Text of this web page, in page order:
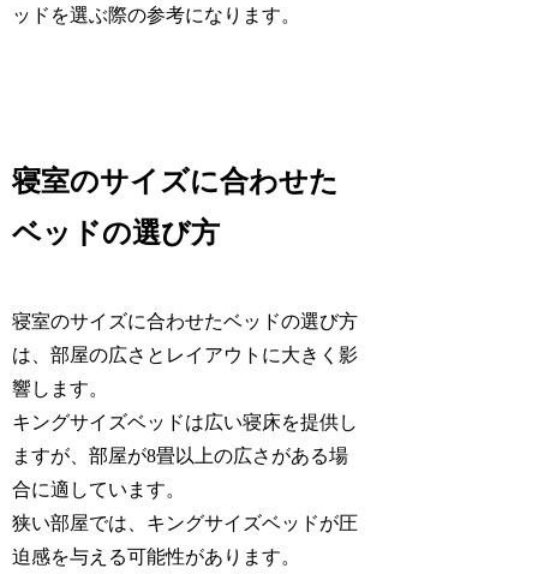
ッドを選ぶ際の参考になります。
寝室のサイズに合わせた
ベッドの選び方
寝室のサイズに合わせたベッドの選び方
は、部屋の広さとレイアウトに大きく影
響します。
キングサイズベッドは広い寝床を提供し
ますが、部屋が8畳以上の広さがある場
合に適しています。
狭い部屋では、キングサイズベッドが圧
迫感を与える可能性があります。